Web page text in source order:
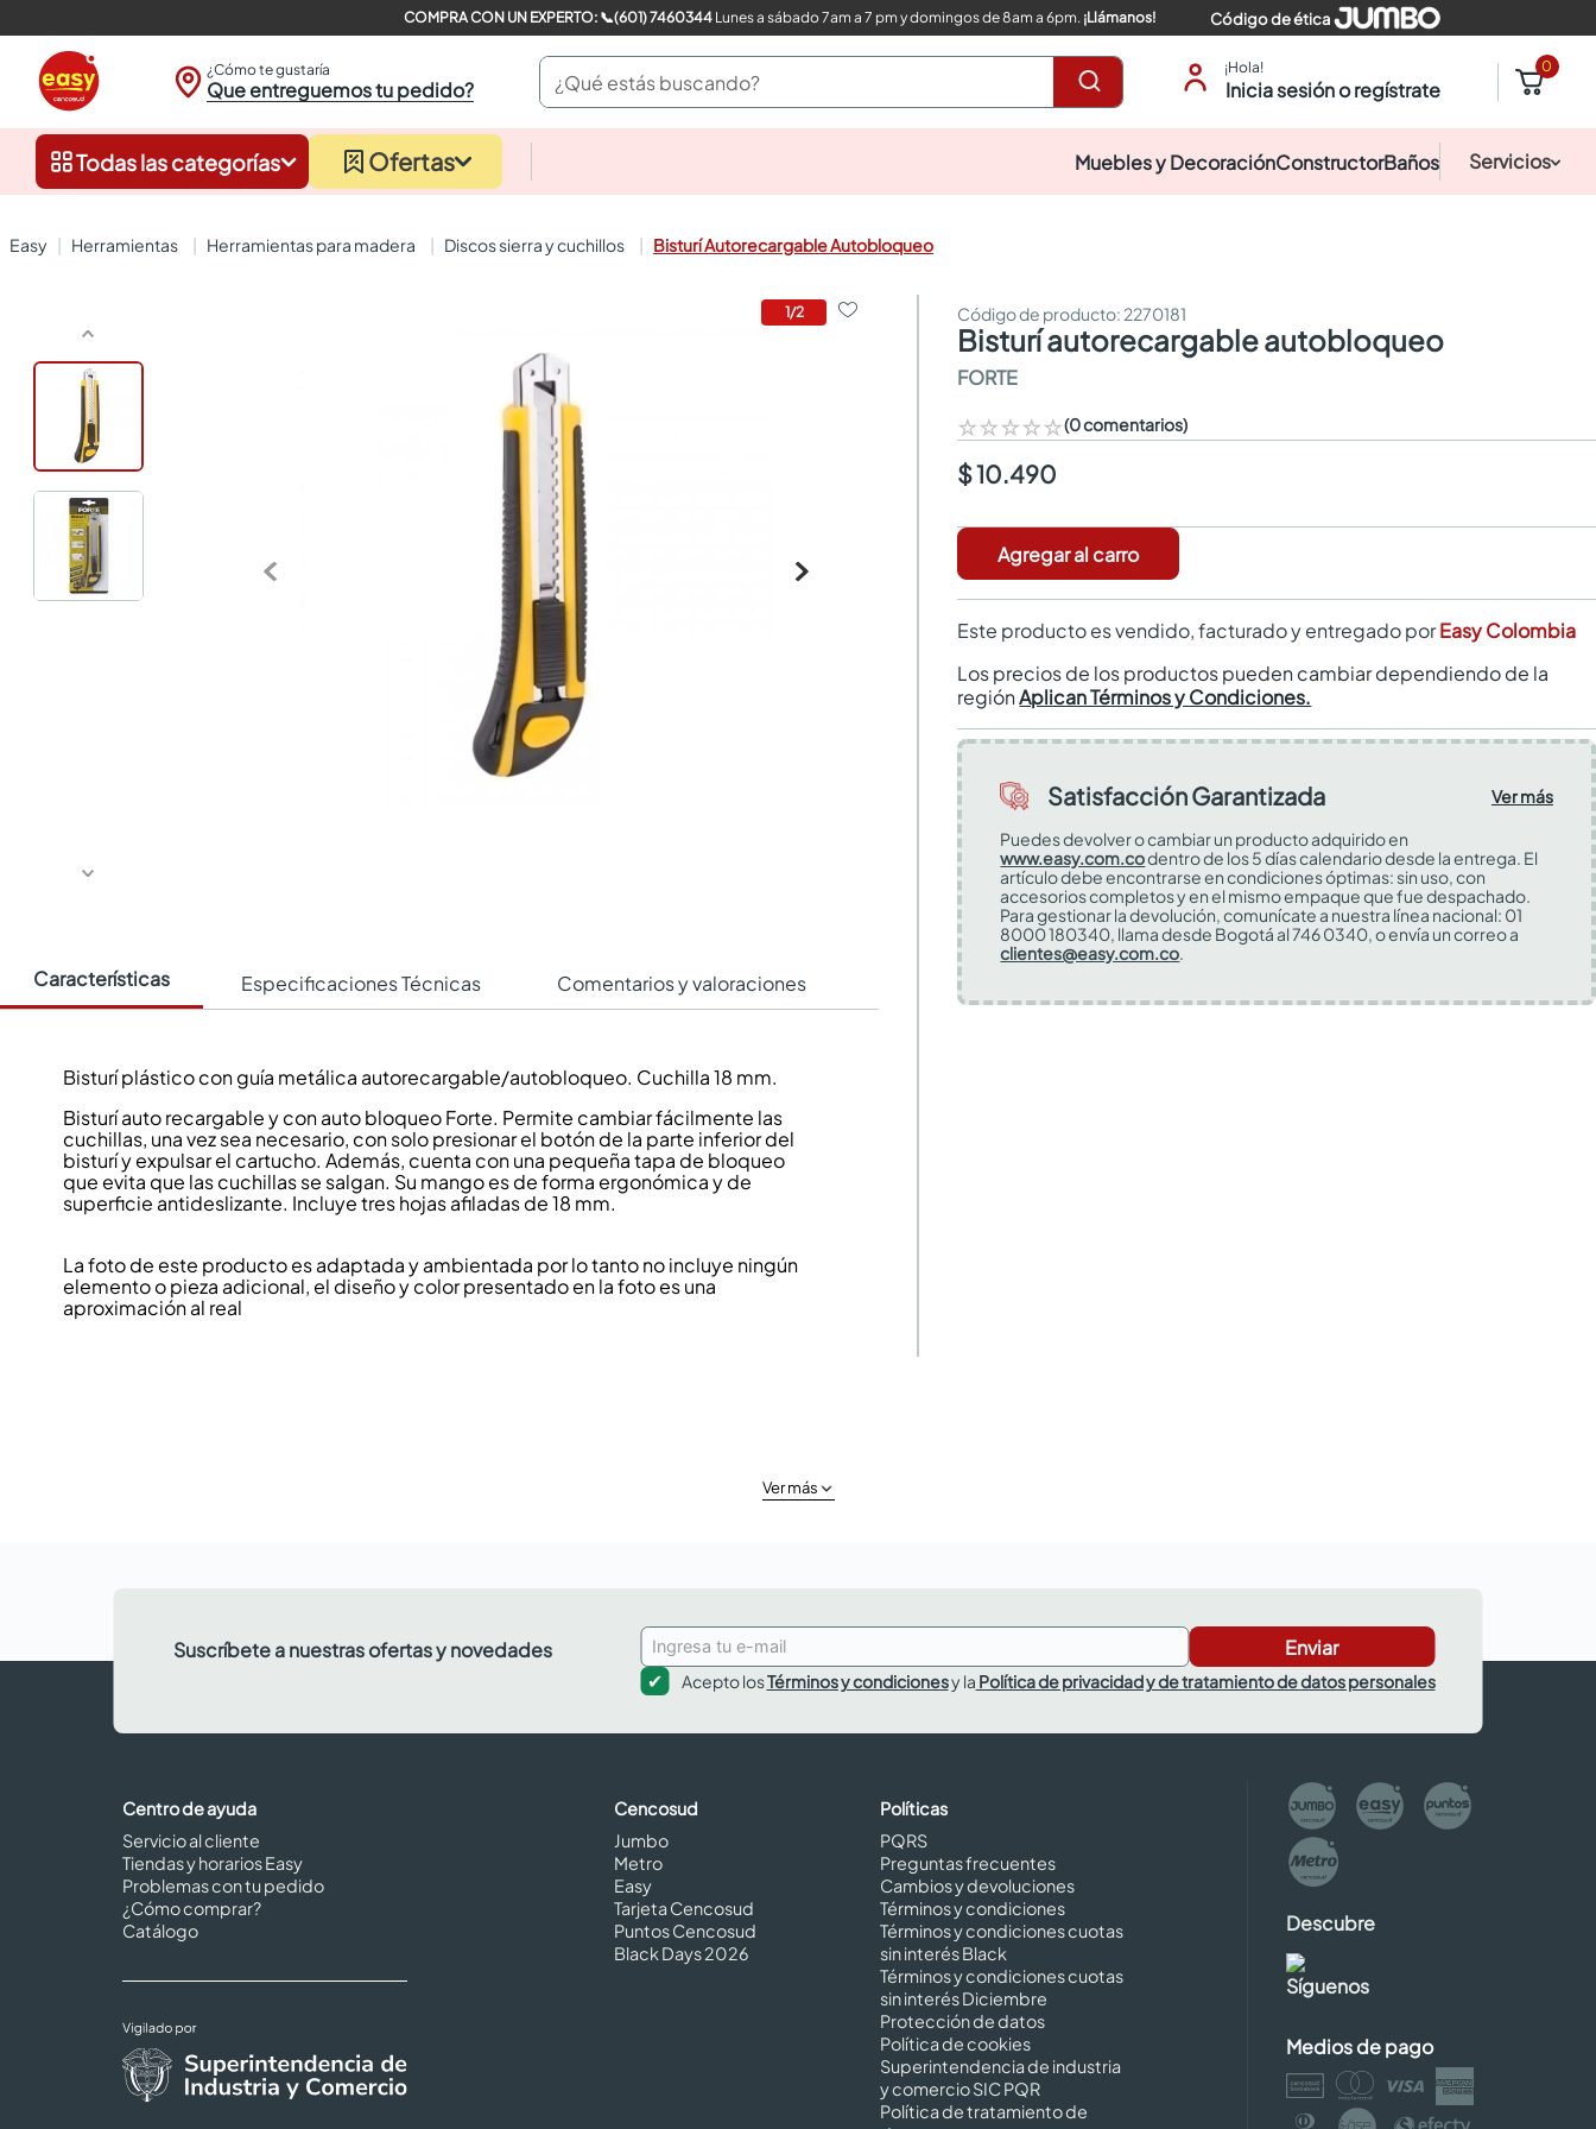
COMPRA CON UN EXPERTO: 📞(601) 7460344Lunes a sábado 7am a 7 pm y domingos de 8am a 6pm. ¡Llámanos! Código de ética
¿Cómo te gustaría
Que entreguemos tu pedido?
¿Qué estás buscando? ¡Hola!
Inicia sesión o regístrate
0
Todas las categorías Ofertas Muebles y DecoraciónConstructorBaños Servicios
herramientas herramientas para madera discos sierra y cuchillos Bisturí Autorecargable Autobloqueo
1/2
Características Especificaciones Técnicas Comentarios y valoraciones
Bisturí plástico con guía metálica autorecargable/autobloqueo. Cuchilla 18 mm.
Bisturí auto recargable y con auto bloqueo Forte. Permite cambiar fácilmente las
cuchillas, una vez sea necesario, con solo presionar el botón de la parte inferior del
bisturí y expulsar el cartucho. Además, cuenta con una pequeña tapa de bloqueo
que evita que las cuchillas se salgan. Su mango es de forma ergonómica y de
superficie antideslizante. Incluye tres hojas afiladas de 18 mm.
La foto de este producto es adaptada y ambientada por lo tanto no incluye ningún
elemento o pieza adicional, el diseño y color presentado en la foto es una
aproximación al real
: 2270181
bisturí autorecargable autobloqueo
FORTE
☆☆☆☆☆(0 comentarios)
$ 10.490
Agregar al carro
Este producto es vendido, facturado y entregado porEasy Colombia
Los precios de los productos pueden cambiar dependiendo de la
regiónAplican Términos y Condiciones.
Satisfacción Garantizada
Ver más
Puedes devolver o cambiar un producto adquirido en
www.easy.com.codentro de los 5 días calendario desde la entrega. El
artículo debe encontrarse en condiciones óptimas: sin uso, con
accesorios completos y en el mismo empaque que fue despachado.
Para gestionar la devolución, comunícate a nuestra línea nacional: 01
8000 180340, llama desde Bogotá al 746 0340, o envía un correo a
clientes@easy.com.co.
Ver más
Suscríbete a nuestras ofertas y novedades Enviar
Acepto losTérminos y condicionesy la Política de privacidad y de tratamiento de datos personales
Centro de ayuda
Servicio al cliente
Tiendas y horarios Easy
Problemas con tu pedido
¿Cómo comprar?
Catálogo
Cencosud
Jumbo
Metro
Easy
Tarjeta Cencosud
Puntos Cencosud
Black Days 2026
Políticas
PQRS
Preguntas frecuentes
Cambios y devoluciones
Términos y condiciones
Términos y condiciones cuotas
sin interés Black
Términos y condiciones cuotas
sin interés Diciembre
Protección de datos
Política de cookies
Superintendencia de industria
y comercio SIC PQR
Política de tratamiento de
Descubre
Síguenos
Medios de pago
closet
sanitarios
armarios closet
neveras